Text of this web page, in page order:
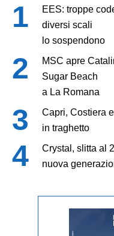
EES: troppe
diversi scali
lo sospendono
MSC apre
Sugar Beach
a La Romana
Capri, Costiera
in traghetto
Crystal, slitta al
nuova